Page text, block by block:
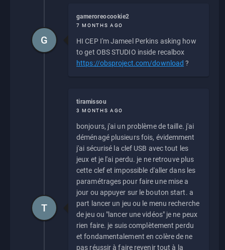
gameroreocookie2
7 MONTHS AGO
HI CEP I'm Jameel Perkins asking how
to get OBS STUDIO inside recalbox
https://obsproject.com/download ?
G
tiramissou
3 MONTHS AGO
bonjours, j'ai un problème de taille. j'ai
déménagé plusieurs fois, évidemment
j'ai sécurisé la clef USB avec tout les
jeux et je l'ai perdu. je ne retrouve plus
cette clef et impossible d'aller dans les
paramétrages pour faire une mise a
jour ou appuyer sur le bouton start. a
part lancer un jeu ou le menu recherche
de jeu ou "lancer une vidéos" je ne peux
rien faire. je suis complètement perdu
et fondamentalement en colère de ne
pas réussir à faire revenir tout à la
T